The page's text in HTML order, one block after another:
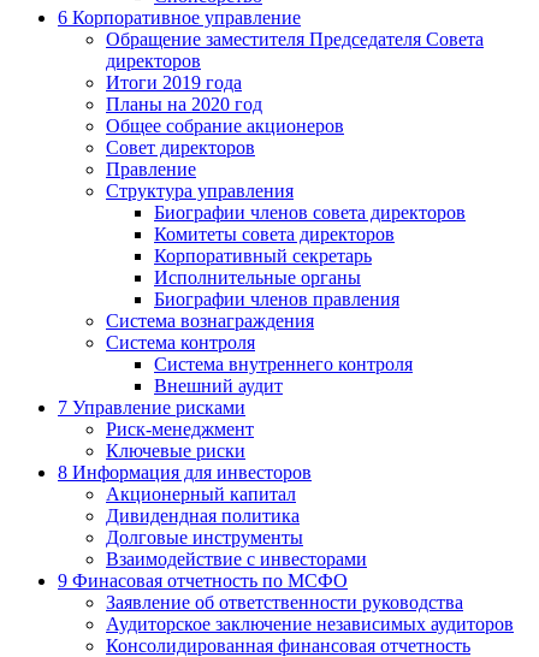
6 Корпоративное управление
Обращение заместителя Председателя Совета
директоров
Итоги 2019 года
Планы на 2020 год
Общее собрание акционеров
Совет директоров
Правление
Структура управления
Биографии членов совета директоров
Комитеты совета директоров
Корпоративный секретарь
Исполнительные органы
Биографии членов правления
Система вознаграждения
Система контроля
Система внутреннего контроля
Внешний аудит
7 Управление рисками
Риск-менеджмент
Ключевые риски
8 Информация для инвесторов
Акционерный капитал
Дивидендная политика
Долговые инструменты
Взаимодействие с инвеcторами
9 Финасовая отчетность по МСФО
Заявление об ответственности руководства
Аудиторское заключение независимых аудиторов
Консолидированная финансовая отчетность